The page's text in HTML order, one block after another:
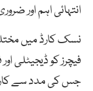
انتہائی اہم اور
نسک کارڈ میں
فیچرز کو ڈیجیٹلی
جس کی مدد سے